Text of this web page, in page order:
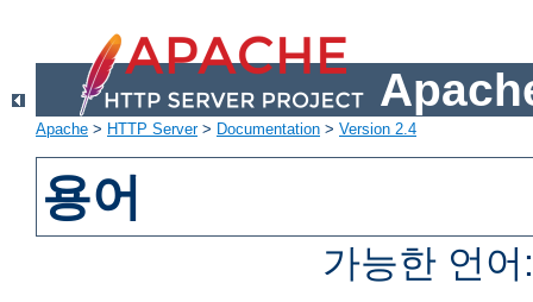
Apache > HTTP Server> Documentation > Version 2.4
용어
가능한 언